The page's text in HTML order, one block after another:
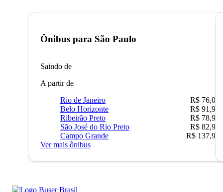
Ônibus para São Paulo
Saindo de
A partir de
Rio de Janeiro
R$ 76,09
Belo Horizonte
R$ 91,90
Ribeirão Preto
R$ 78,90
São José do Rio Preto
R$ 82,90
Campo Grande
R$ 137,90
Ver mais ônibus